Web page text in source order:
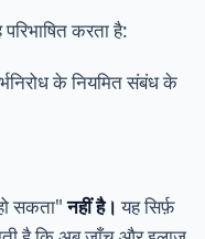
करता है:
के नियमित संबंध के
सकता"नहीं है। यह सिर्फ़